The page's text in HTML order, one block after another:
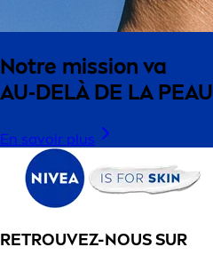
Notre mission va
AU‑DELÀ DE LA PEAU
En savoir plus
RETROUVEZ-NOUS SUR